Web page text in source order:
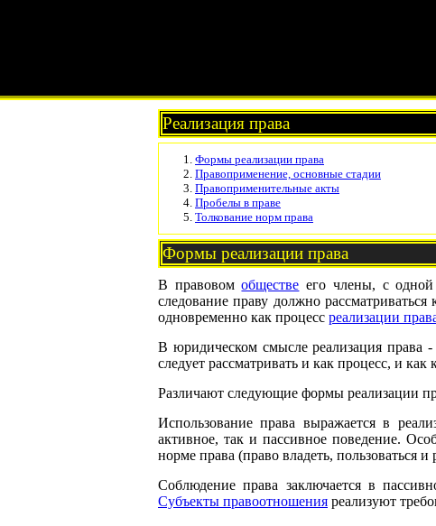
Реализация права
Формы реализации права
Правоприменение, основные стадии
Правоприменительные акты
Пробелы в праве
Толкование норм права
Формы реализации права
В правовомобществе его члены, с
следование праву должно
одновременно как процесс реализации
В юридическом смысле реализация права
следует рассматривать и как процесс, и как
Различают следующие формы реализации
Использование права выражается в
активное, так и пассивное поведение.
норме права (право владеть, пользоваться и
Соблюдение права заключается в
Субъекты правоотношения реализуют